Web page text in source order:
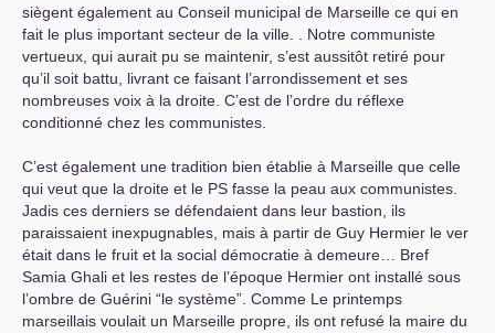
siègent également au Conseil municipal de Marseille ce qui en
fait le plus important secteur de la ville. . Notre communiste
vertueux, qui aurait pu se maintenir, s’est aussitôt retiré pour
qu’il soit battu, livrant ce faisant l’arrondissement et ses
nombreuses voix à la droite. C’est de l’ordre du réflexe
conditionné chez les communistes.
C’est également une tradition bien établie à Marseille que celle
qui veut que la droite et le PS fasse la peau aux communistes.
Jadis ces derniers se défendaient dans leur bastion, ils
paraissaient inexpugnables, mais à partir de Guy Hermier le ver
était dans le fruit et la social démocratie à demeure… Bref
Samia Ghali et les restes de l’époque Hermier ont installé sous
l’ombre de Guérini “le système”. Comme Le printemps
marseillais voulait un Marseille propre, ils ont refusé la maire du